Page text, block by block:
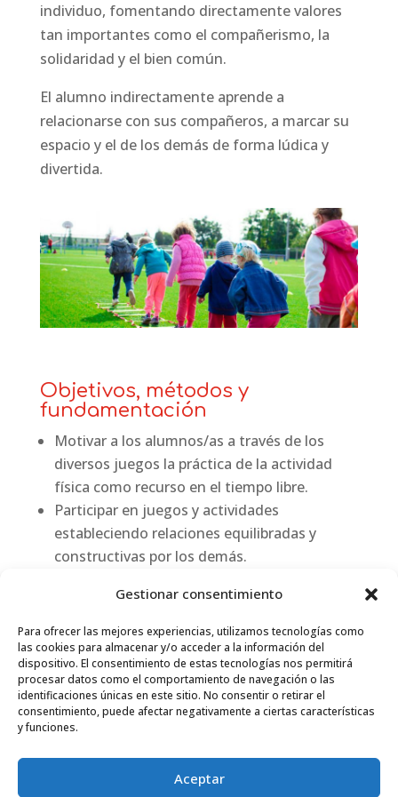
Gestionar consentimiento
Para ofrecer las mejores experiencias, utilizamos tecnologías como
las cookies para almacenar y/o acceder a la información del
dispositivo. El consentimiento de estas tecnologías nos permitirá
procesar datos como el comportamiento de navegación o las
identificaciones únicas en este sitio. No consentir o retirar el
consentimiento, puede afectar negativamente a ciertas características
y funciones.
Aceptar
individuo, fomentando directamente valores
tan importantes como el compañerismo, la
solidaridad y el bien común.
El alumno indirectamente aprende a
relacionarse con sus compañeros, a marcar su
espacio y el de los demás de forma lúdica y
divertida.
Objetivos, métodos y
fundamentación
Motivar a los alumnos/as a través de los
diversos juegos la práctica de la actividad
física como recurso en el tiempo libre.
Participar en juegos y actividades
estableciendo relaciones equilibradas y
constructivas por los demás.
tradicionales.
Conocer y utilizar las estrategias básicas de
cooperación / oposición en el juego.
Mejorar las destrezas y habilidades básicas a
través del juego.
Política de cookies (UE)